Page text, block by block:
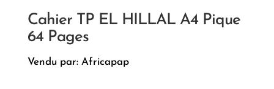
Cahier TP EL HILLAL A4 Pique
64 Pages
Vendu par: Africapap